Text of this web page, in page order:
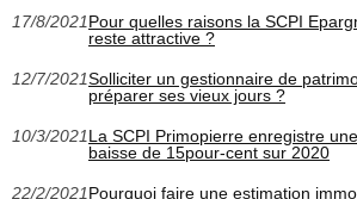
17/8/2021Pour quelles raisons la SCPI
reste attractive ?
12/7/2021Solliciter un gestionnaire de
préparer ses vieux jours ?
10/3/2021La SCPI Primopierre enregistre
baisse de 15pour-cent sur 2020
22/2/2021Pourquoi faire une estimation